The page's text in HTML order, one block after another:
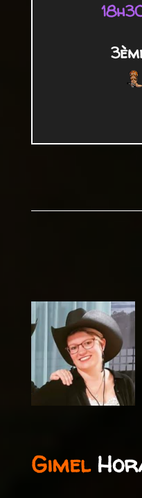
Gimel